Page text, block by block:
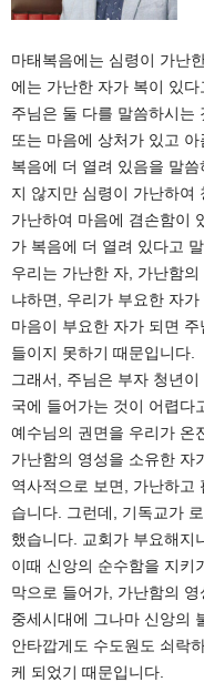
마태복음에는 심령이 가난
에는 가난한 자가 복이 있다
주님은 둘 다를 말씀하시는
또는 마음에 상처가 있고
복음에 더 열려 있음을 말
지 않지만 심령이 가난하여
가난하여 마음에 겸손함이
가 복음에 더 열려 있다고
우리는 가난한 자, 가난함
냐하면, 우리가 부요한 자
마음이 부요한 자가 되면
들이지 못하기 때문입니다.
그래서, 주님은 부자 청년
국에 들어가는 것이 어렵다
예수님의 권면을 우리가 온
가난함의 영성을 소유한 자
역사적으로 보면, 가난하고
습니다. 그런데, 기독교가
했습니다. 교회가 부요해지
이때 신앙의 순수함을 지키
막으로 들어가, 가난함의
중세시대에 그나마 신앙의
안타깝게도 수도원도 쇠락
케 되었기 때문입니다.